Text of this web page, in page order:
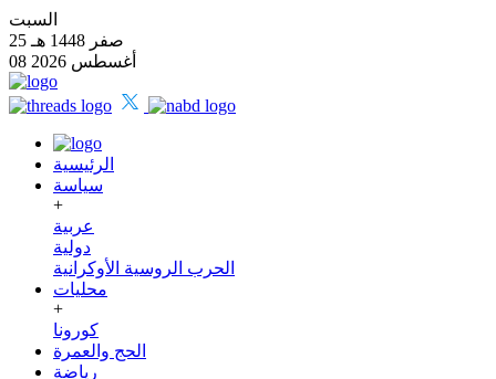
السبت
25 صفر 1448 هـ
08 أغسطس 2026
الرئيسية
سياسة
+
عربية
دولية
الحرب الروسية الأوكرانية
محليات
+
كورونا
الحج والعمرة
رياضة